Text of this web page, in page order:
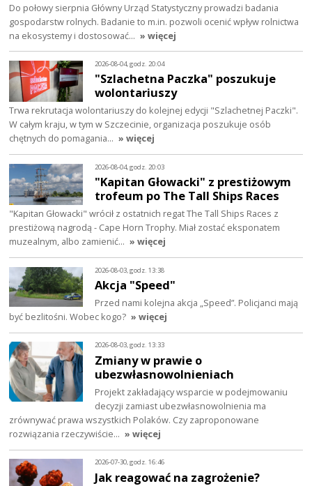
Do połowy sierpnia Główny Urząd Statystyczny prowadzi badania
gospodarstw rolnych. Badanie to m.in. pozwoli ocenić wpływ rolnictwa
na ekosystemy i dostosować… » więcej
2026-08-04, godz. 20:04
"Szlachetna Paczka" poszukuje
wolontariuszy
Trwa rekrutacja wolontariuszy do kolejnej edycji "Szlachetnej Paczki".
W całym kraju, w tym w Szczecinie, organizacja poszukuje osób
chętnych do pomagania… » więcej
2026-08-04, godz. 20:03
"Kapitan Głowacki" z prestiżowym
trofeum po The Tall Ships Races
"Kapitan Głowacki" wrócił z ostatnich regat The Tall Ships Races z
prestiżową nagrodą - Cape Horn Trophy. Miał zostać eksponatem
muzealnym, albo zamienić… » więcej
2026-08-03, godz. 13:38
Akcja "Speed"
Przed nami kolejna akcja „Speed”. Policjanci mają
być bezlitośni. Wobec kogo? » więcej
2026-08-03, godz. 13:33
Zmiany w prawie o
ubezwłasnowolnieniach
Projekt zakładający wsparcie w podejmowaniu
decyzji zamiast ubezwłasnowolnienia ma
zrównywać prawa wszystkich Polaków. Czy zaproponowane
rozwiązania rzeczywiście… » więcej
2026-07-30, godz. 16:46
Jak reagować na zagrożenie?